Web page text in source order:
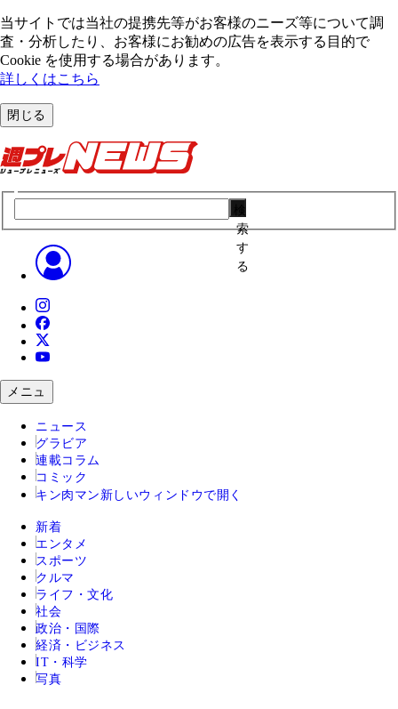
当サイトでは当社の提携先等がお客様のニーズ等について調
査・分析したり、お客様にお勧めの広告を表⽰する⽬的で
Cookie を使⽤する場合があります。
詳しくはこちら
閉じる
索
す
る
メニュ
ニュース
グラビア
連載コラム
コミック
キン肉マン 新しいウィンドウで開く
新着
エンタメ
スポーツ
クルマ
ライフ・文化
社会
政治・国際
経済・ビジネス
IT・科学
写真